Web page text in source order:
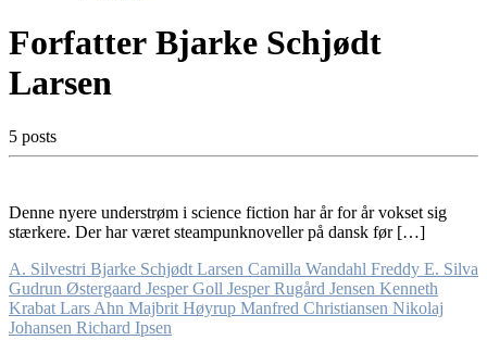
Forfatter Bjarke Schjødt
Larsen
5 posts
Denne nyere understrøm i science fiction har år for år vokset sig
stærkere. Der har været steampunknoveller på dansk før […]
A. Silvestri Bjarke Schjødt Larsen Camilla Wandahl Freddy E. Silva
Gudrun Østergaard Jesper Goll Jesper Rugård Jensen Kenneth
Krabat Lars Ahn Majbrit Høyrup Manfred Christiansen Nikolaj
Johansen Richard Ipsen